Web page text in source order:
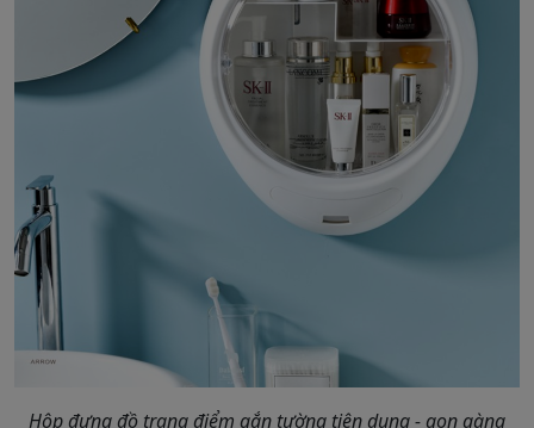
Hộp đựng đồ trang điểm gắn tường tiện dụng - gọn gàng